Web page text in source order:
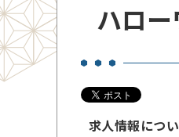
ハロ
求人情報につい